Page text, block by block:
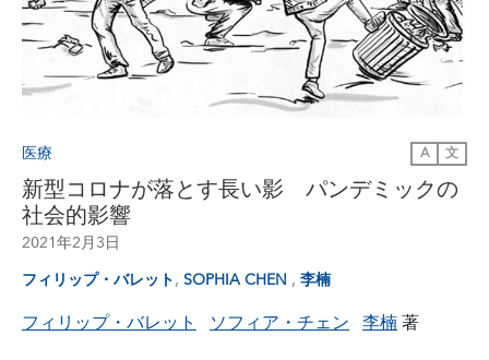
医療 A 文
新型コロナが落とす長い影 パンデミックの
社会的影響
2021年2月3日
フィリップ・バレット, SOPHIA CHEN , 李楠
フィリップ・バレット ソフィア・チェン 李楠著